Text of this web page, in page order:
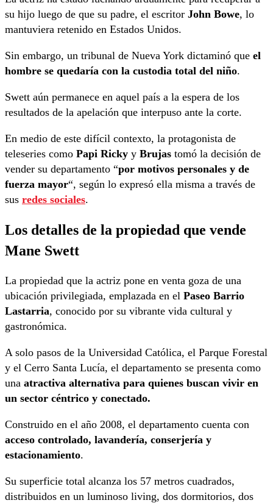
su hijo luego de que su padre, el escritor John Bowe, lo
mantuviera retenido en Estados Unidos.
Sin embargo, un tribunal de Nueva York dictaminó que el
hombre se quedaría con la custodia total del niño.
Swett aún permanece en aquel país a la espera de los
resultados de la apelación que interpuso ante la corte.
En medio de este difícil contexto, la protagonista de
teleseries como Papi Ricky y Brujas tomó la decisión de
vender su departamento “por motivos personales y de
fuerza mayor“, según lo expresó ella misma a través de
sus redes sociales.
Los detalles de la propiedad que vende
Mane Swett
La propiedad que la actriz pone en venta goza de una
ubicación privilegiada, emplazada en el Paseo Barrio
Lastarria, conocido por su vibrante vida cultural y
gastronómica.
A solo pasos de la Universidad Católica, el Parque Forestal
y el Cerro Santa Lucía, el departamento se presenta como
una atractiva alternativa para quienes buscan vivir en
un sector céntrico y conectado.
Construido en el año 2008, el departamento cuenta con
acceso controlado, lavandería, conserjería y
estacionamiento.
Su superficie total alcanza los 57 metros cuadrados,
distribuidos en un luminoso living, dos dormitorios, dos